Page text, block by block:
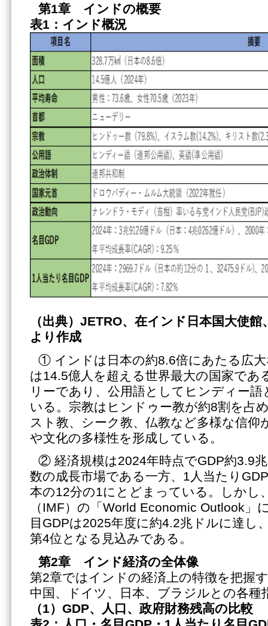
第1章 インドの概要
表1：インド概況
（出典） JETRO、在インド日本国大使
より作成
① インドは日本の約8.6倍にあたる広
は14.5億人を超える世界最大の国家であ
リーであり、公用語としてヒンディー
いる。宗教はヒンドゥー教が約8割を占
スト教、シーク教、仏教など多様な信仰
や文化の多様性を形成している。
② 経済規模は2024年時点でGDP約3.9
数の成長市場である一方、1人当たり
本の12分の1にとどまっている。しかし
（IMF）の「World Economic Outlook」
目GDPは2025年度に約4.2兆ドルに達し
第4位となる見込みである。
第2章 インド経済の全体像
第2章ではインドの経済上の特徴を把握
中国、ドイツ、日本、ブラジルとの各種
（1） GDP、人口、政府財務残高の比較